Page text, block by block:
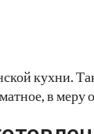
кухни.
в меру